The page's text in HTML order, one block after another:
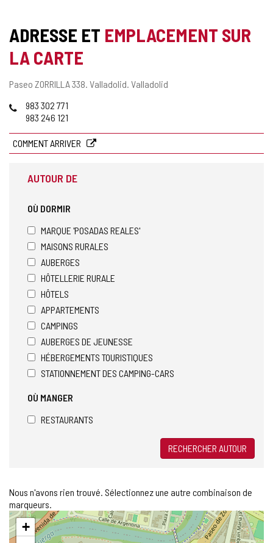
ADRESSE ET EMPLACEMENT SUR
LA CARTE
Adresse
Paseo ZORRILLA 338. Valladolid. Valladolid
Téléphones
983 302 771
983 246 121
COMMENT ARRIVER
AUTOUR DE
OÙ DORMIR
MARQUE 'POSADAS REALES'
MAISONS RURALES
AUBERGES
HÔTELLERIE RURALE
HÔTELS
APPARTEMENTS
CAMPINGS
AUBERGES DE JEUNESSE
HÉBERGEMENTS TOURISTIQUES
STATIONNEMENT DES CAMPING-CARS
OÙ MANGER
RESTAURANTS
RECHERCHER AUTOUR
Nous n'avons rien trouvé. Sélectionnez une autre combinaison de
marqueurs.
Sauter
la
carte
+